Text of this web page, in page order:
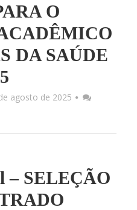
O
DA SAÚDE
agosto de 2025
– SELEÇÃO